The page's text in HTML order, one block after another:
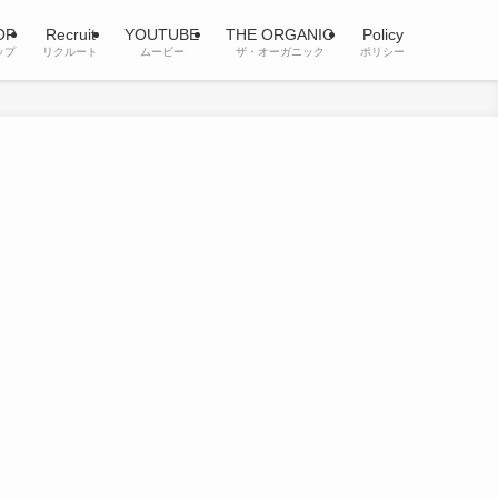
プ
Recruit
リクルート
YOUTUBE
ムービー
THE ORGANIC
ザ・オーガニック
Policy
ポリシー